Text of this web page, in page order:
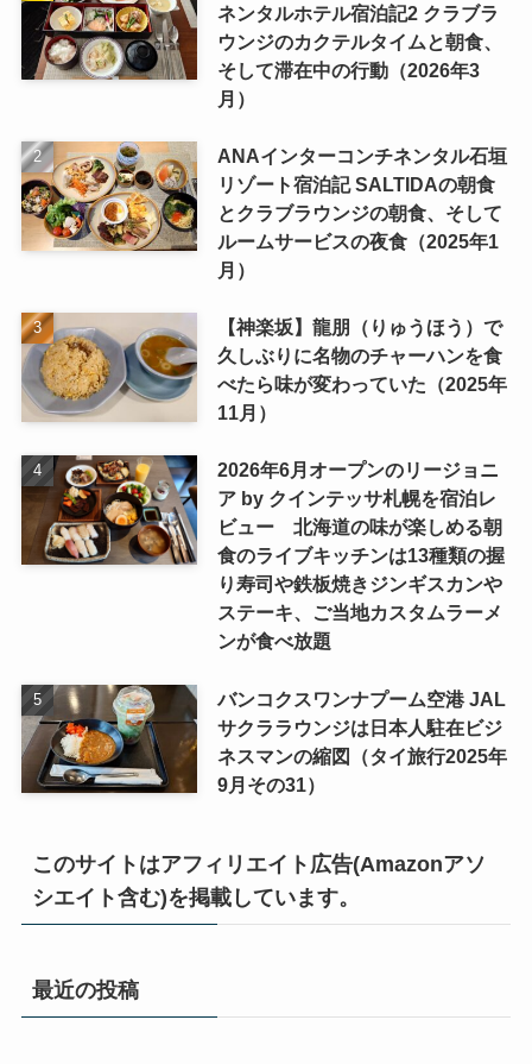
ネンタルホテル宿泊記2 クラブラ
ウンジのカクテルタイムと朝食、
そして滞在中の行動（2026年3
月）
ANAインターコンチネンタル石垣
リゾート宿泊記 SALTIDAの朝食
とクラブラウンジの朝食、そして
ルームサービスの夜食（2025年1
月）
【神楽坂】龍朋（りゅうほう）で
久しぶりに名物のチャーハンを食
べたら味が変わっていた（2025年
11月）
2026年6月オープンのリージョニ
ア by クインテッサ札幌を宿泊レ
ビュー 北海道の味が楽しめる朝
食のライブキッチンは13種類の握
り寿司や鉄板焼きジンギスカンや
ステーキ、ご当地カスタムラーメ
ンが食べ放題
バンコクスワンナプーム空港 JAL
サクララウンジは日本人駐在ビジ
ネスマンの縮図（タイ旅行2025年
9月その31）
このサイトはアフィリエイト広告(Amazonアソ
シエイト含む)を掲載しています。
最近の投稿